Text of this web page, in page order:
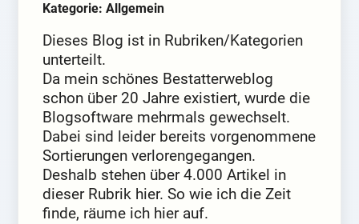
Kategorie: Allgemein
Dieses Blog ist in Rubriken/Kategorien
unterteilt.
Da mein schönes Bestatterweblog
schon über 20 Jahre existiert, wurde die
Blogsoftware mehrmals gewechselt.
Dabei sind leider bereits vorgenommene
Sortierungen verlorengegangen.
Deshalb stehen über 4.000 Artikel in
dieser Rubrik hier. So wie ich die Zeit
finde, räume ich hier auf.